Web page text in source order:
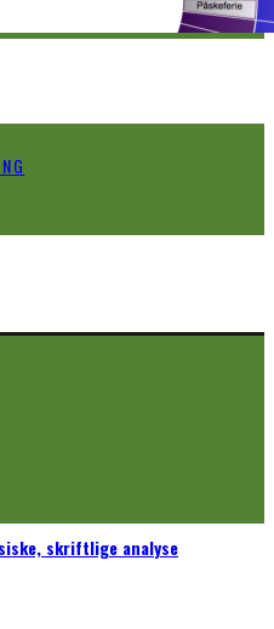
skriftlige analyse